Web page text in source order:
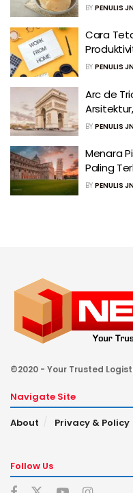
BY PENULIS
Cara
BY PENULIS
Arc de
BY PENULIS
Menara
Paling
BY PENULIS
©2020 - Your Trusted
Navigate Site
About
Privacy & Policy
Follow Us